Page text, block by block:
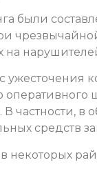
были
ужесточения
оперативного
частности, в
средств
в некоторых